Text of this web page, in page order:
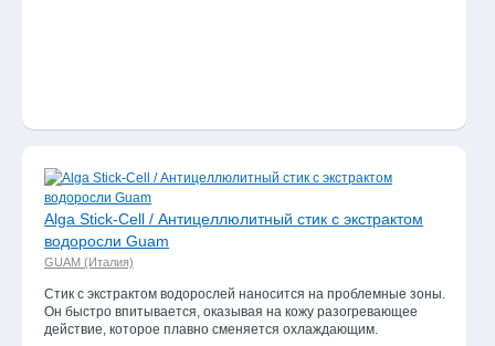
Alga Stick-Cell / Антицеллюлитный стик с экстрактом
водоросли Guam
GUAM (Италия)
Стик с экстрактом водорослей наносится на проблемные зоны.
Он быстро впитывается, оказывая на кожу разогревающее
действие, которое плавно сменяется охлаждающим.